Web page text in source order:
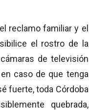
reclamo familiar y el
el rostro de la
de televisión
caso de que tenga
fuerte,toda Córdoba
quebrada,